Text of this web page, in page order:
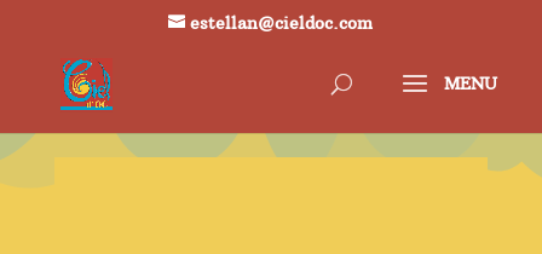
estellan@cieldoc.com